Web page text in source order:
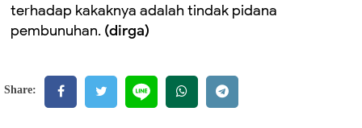
terhadap kakaknya adalah tindak pidana
pembunuhan. (dirga)
Share: